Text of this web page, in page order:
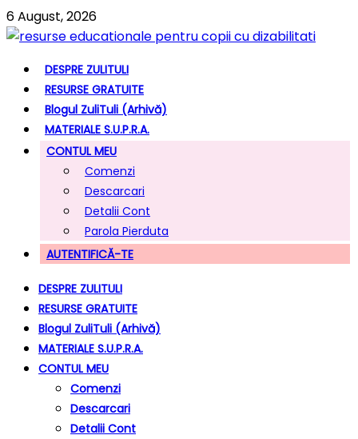
6 August, 2026
DESPRE ZULITULI
RESURSE GRATUITE
Blogul ZuliTuli (arhivă)
MATERIALE S.U.P.R.A.
CONTUL MEU
Comenzi
Descarcari
Detalii Cont
Parola Pierduta
AUTENTIFICĂ-TE
DESPRE ZULITULI
RESURSE GRATUITE
Blogul ZuliTuli (arhivă)
MATERIALE S.U.P.R.A.
CONTUL MEU
Comenzi
Descarcari
Detalii Cont